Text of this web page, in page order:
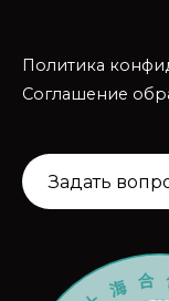
Политика
Соглашение
Задать